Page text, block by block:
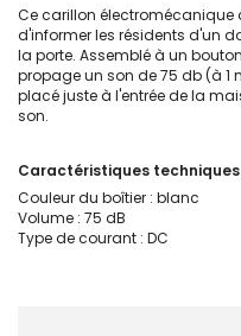
Ce carillon électromécanique
d'informer les résidents d'un
la porte. Assemblé à un
propage un son de 75 db (à 1
placé juste à l'entrée de la
son.
Caractéristiques techniques
Couleur du boîtier : blanc
Volume : 75 dB
Type de courant : DC